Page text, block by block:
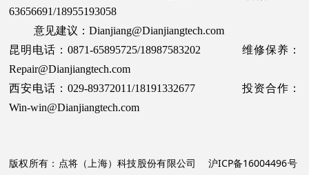
63656691/18955193058
意见建议：Dianjiang@Dianjiangtech.com
昆明电话：0871-65895725/18987583202 维修保养：
Repair@Dianjiangtech.com
西安电话：029-89372011/18191332677 投资合作：
Win-win@Dianjiangtech.com
版权所有：点将（上海）科技股份有限公司 沪ICP备16004496号